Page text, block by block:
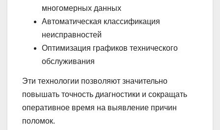
многомерных данных
Автоматическая классификация
неисправностей
Оптимизация графиков технического
обслуживания
Эти технологии позволяют значительно
повышать точность диагностики и сокращать
оперативное время на выявление причин
поломок.